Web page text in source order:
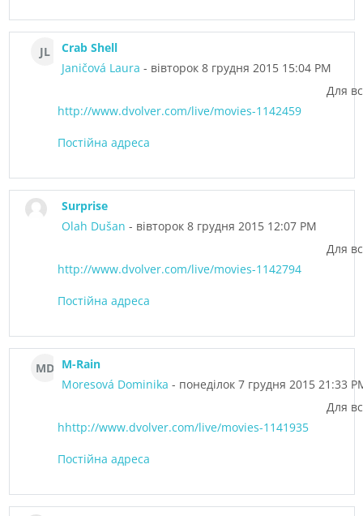
JL
Crab Shell
Janičová Laura - вівторок 8 грудня 2015 15:04 PM
Для
http://www.dvolver.com/live/movies-1142459
Постійна адреса
Surprise
Olah Dušan - вівторок 8 грудня 2015 12:07 PM
Для
http://www.dvolver.com/live/movies-1142794
Постійна адреса
MD M-Rain
Moresová Dominika - понеділок 7 грудня 2015 21:33
Для
hhttp://www.dvolver.com/live/movies-1141935
Постійна адреса